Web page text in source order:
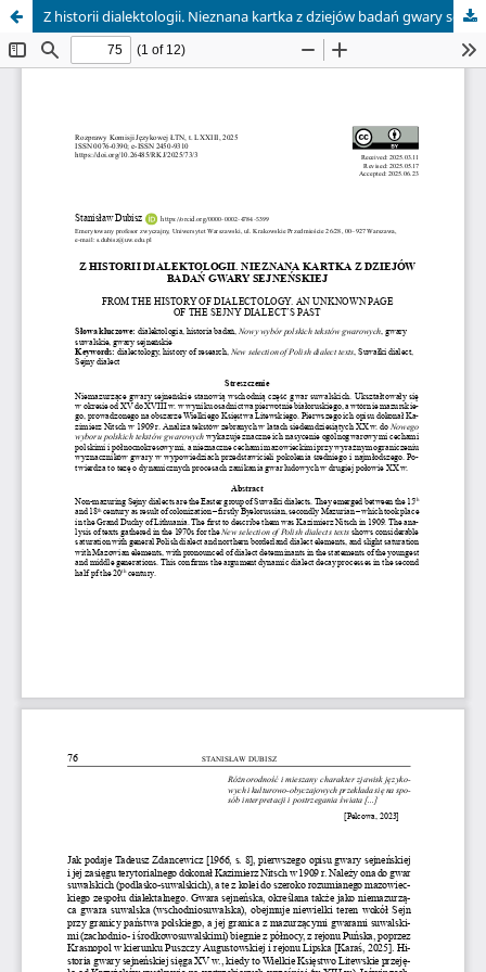
Z historii dialektologii. Nieznana kartka z dziejów badań gwary sejneńskiej